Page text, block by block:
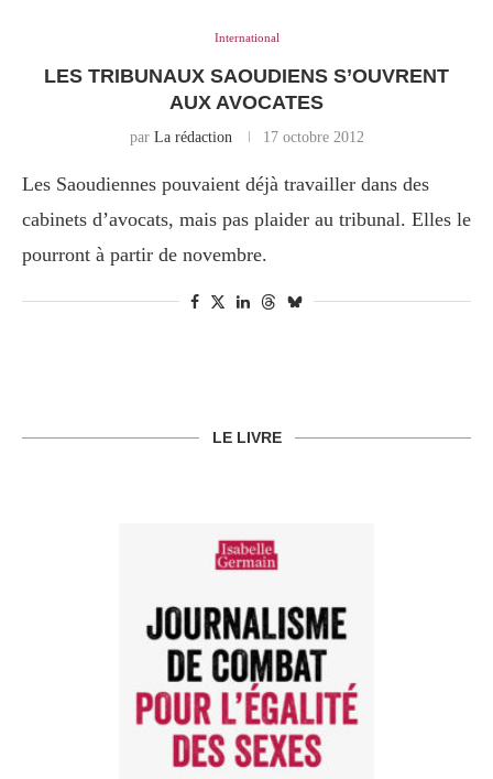
International
LES TRIBUNAUX SAOUDIENS S’OUVRENT
AUX AVOCATES
par La rédaction 17 octobre 2012
Les Saoudiennes pouvaient déjà travailler dans des
cabinets d’avocats, mais pas plaider au tribunal. Elles le
pourront à partir de novembre.
LE LIVRE